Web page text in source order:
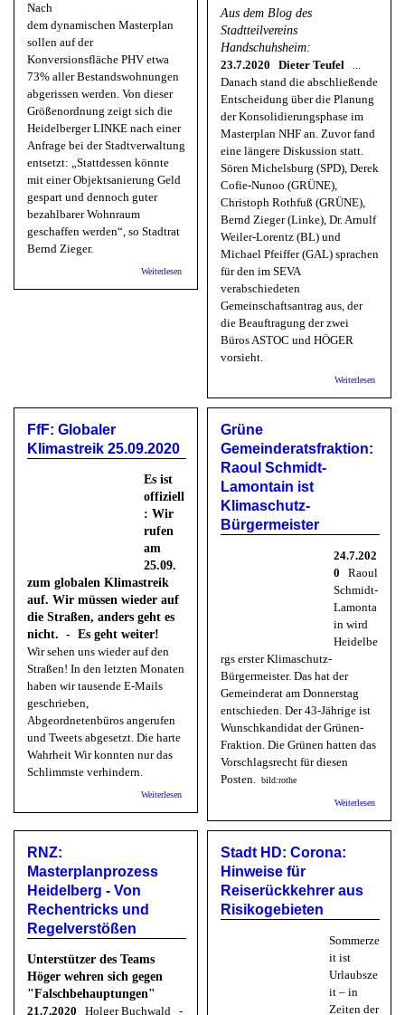
Nach
dem dynamischen Masterplan
sollen auf der
Konversionsfläche PHV etwa
73% aller Bestandswohnungen
abgerissen werden. Von dieser
Größenordnung zeigt sich die
Heidelberger LINKE nach einer
Anfrage bei der Stadtverwaltung
entsetzt: „Stattdessen könnte
mit einer Objektsanierung Geld
gespart und dennoch guter
bezahlbarer Wohnraum
geschaffen werden“, so Stadtrat
Bernd Zieger.
Weiterlesen über DIE LINKE kritisiert Abriss von Wohngebäuden im
Aus dem Blog des
Stadtteilvereins
Handschuhsheim:
23.7.2020 Dieter Teufel ...
Danach stand die abschließende
Entscheidung über die Planung
der Konsolidierungsphase im
Masterplan NHF an. Zuvor fand
eine längere Diskussion statt.
Sören Michelsburg (SPD), Derek
Cofie-Nunoo (GRÜNE),
Christoph Rothfuß (GRÜNE),
Bernd Zieger (Linke), Dr. Arnulf
Weiler-Lorentz (BL) und
Michael Pfeiffer (GAL) sprachen
für den im SEVA
verabschiedeten
Gemeinschaftsantrag aus, der
die Beauftragung der zwei
Büros ASTOC und HÖGER
vorsieht.
Weiterlesen
FfF: Globaler
Klimastreik 25.09.2020
Es ist
offiziell
: Wir
rufen
am
25.09.
zum globalen Klimastreik
auf. Wir müssen wieder auf
die Straßen, anders geht es
nicht. - Es geht weiter!
Wir sehen uns wieder auf den
Straßen! In den letzten Monaten
haben wir tausende E-Mails
geschrieben,
Abgeordnetenbüros angerufen
und Tweets abgesetzt. Die harte
Wahrheit Wir konnten nur das
Schlimmste verhindern.
Weiterlesen
Grüne
Gemeinderatsfraktion:
Raoul Schmidt-
Lamontain ist
Klimaschutz-
Bürgermeister
24.7.202
0
Raoul
Schmidt-
Lamonta
in wird
Heidelbe
rgs erster Klimaschutz-
Bürgermeister. Das hat der
Gemeinderat am Donnerstag
entschieden. Der 43-Jährige ist
Wunschkandidat der Grünen-
Fraktion. Die Grünen hatten das
Vorschlagsrecht für diesen
Posten. bild:rothe
Weiterlesen
RNZ:
Masterplanprozess
Heidelberg - Von
Rechentricks und
Regelverstößen
Unterstützer des Teams
Höger wehren sich gegen
"Falschbehauptungen"
21.7.2020
Holger Buchwald -
Stadt HD: Corona:
Hinweise für
Reiserückkehrer aus
Risikogebieten
Sommerze
it ist
Urlaubsze
it – in
Zeiten der